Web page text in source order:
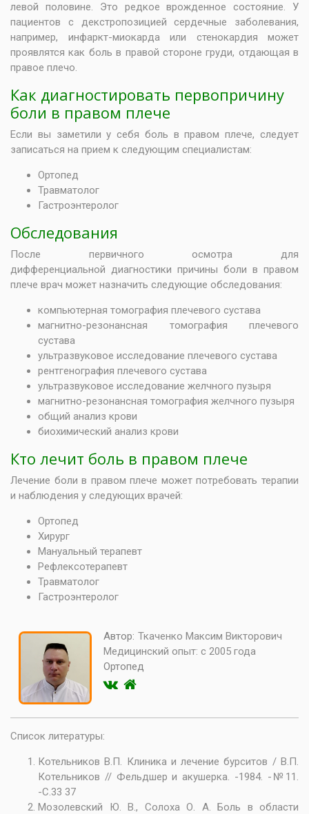
левой половине. Это редкое врожденное состояние. У
пациентов с декстропозицией сердечные заболевания,
например, инфаркт-миокарда или стенокардия может
проявлятся как боль в правой стороне груди, отдающая в
правое плечо.
Как диагностировать первопричину
боли в правом плече
Если вы заметили у себя боль в правом плече, следует
записаться на прием к следующим специалистам:
Ортопед
Травматолог
Гастроэнтеролог
Обследования
После первичного осмотра для
дифференциальной диагностики причины боли в правом
плече врач может назначить следующие обследования:
компьютерная томография плечевого сустава
магнитно-резонансная томография плечевого
сустава
ультразвуковое исследование плечевого сустава
рентгенография плечевого сустава
ультразвуковое исследование желчного пузыря
магнитно-резонансная томография желчного пузыря
общий анализ крови
биохимический анализ крови
Кто лечит боль в правом плече
Лечение боли в правом плече может потребовать терапии
и наблюдения у следующих врачей:
Ортопед
Хирург
Мануальный терапевт
Рефлексотерапевт
Травматолог
Гастроэнтеролог
Автор: Ткаченко Максим Викторович
Медицинский опыт: с 2005 года
Ортопед
Список литературы:
Котельников В.П. Клиника и лечение бурситов / В.П.
Котельников // Фельдшер и акушерка. -1984. -№11.
-С.33 37
Мозолевский Ю. В., Солоха О. А. Боль в области